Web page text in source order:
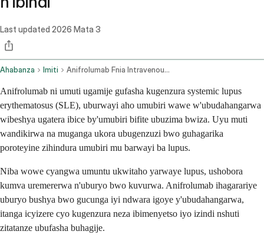
Last updated 2026 Mata 3
Ahabanza Imiti Anifrolumab Fnia Intravenous Route
Anifrolumab ni umuti ugamije gufasha kugenzura systemic lupus
erythematosus (SLE), uburwayi aho umubiri wawe w'ubudahangarwa
wibeshya ugatera ibice by'umubiri bifite ubuzima bwiza. Uyu muti
wandikirwa na muganga ukora ubugenzuzi bwo guhagarika
poroteyine zihindura umubiri mu barwayi ba lupus.
Niba wowe cyangwa umuntu ukwitaho yarwaye lupus, ushobora
kumva uremererwa n'uburyo bwo kuvurwa. Anifrolumab ihagarariye
uburyo bushya bwo gucunga iyi ndwara igoye y'ubudahangarwa,
itanga icyizere cyo kugenzura neza ibimenyetso iyo izindi nshuti
zitatanze ubufasha buhagije.